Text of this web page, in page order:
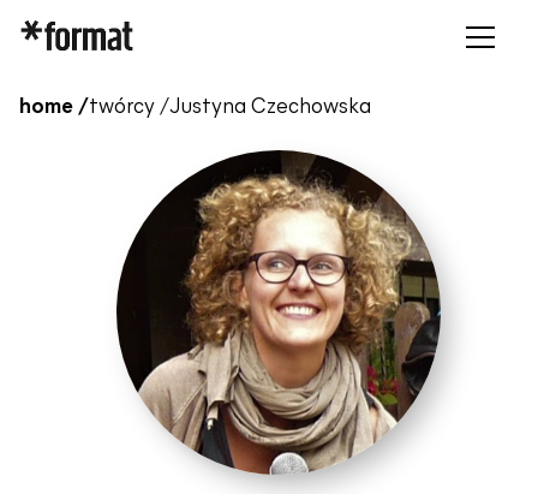
home /twórcy /Justyna Czechowska